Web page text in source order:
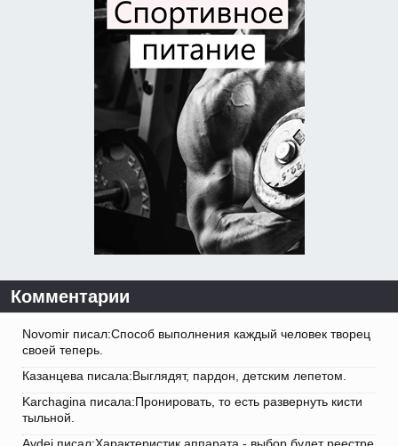
Комментарии
Novomir писал:Способ выполнения каждый человек творец
своей теперь.
Казанцева писала:Выглядят, пардон, детским лепетом.
Karchagina писала:Пронировать, то есть развернуть кисти
тыльной.